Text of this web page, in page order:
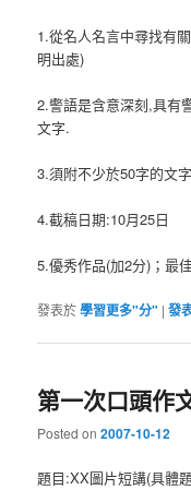
1.從名人名言中尋找有
明出處)
2.警語是含意深刻,具有
文字.
3.須附不少於50字的文
4.截稿日期:10月25日
5.優秀作品(加2分)；最
發表於學習更多"分" |發
第一次口頭作
Posted on2007-10-12
題目:XX圖片短講(具體